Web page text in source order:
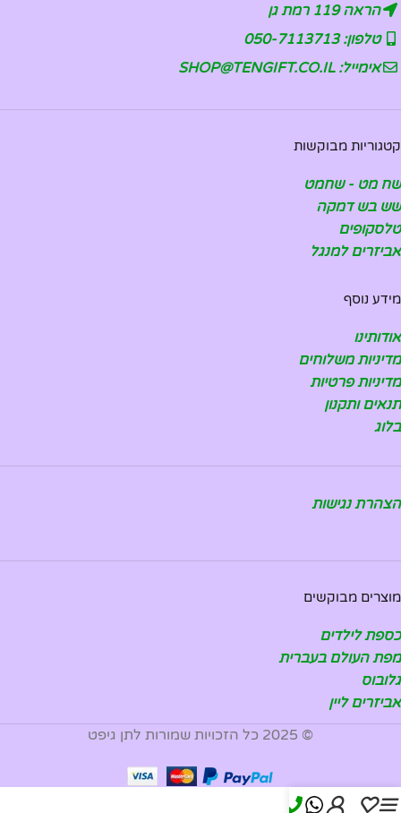
הראה 119 רמת גן
טלפון: 050-7113713
אימייל: SHOP@TENGIFT.CO.IL
קטגוריות מבוקשות
שח מט - שחמט
שש בש דמקה
טלסקופים
אביזרים למנגל
מידע נוסף
אודותינו
מדיניות משלוחים
מדיניות פרטיות
תנאים ותקנון
בלוג
הצהרת נגישות
מוצרים מבוקשים
כספת לילדים
מפת העולם בעברית
גלובוס
אביזרים ליין
© 2025 כל הזכויות שמורות לתן גיפט